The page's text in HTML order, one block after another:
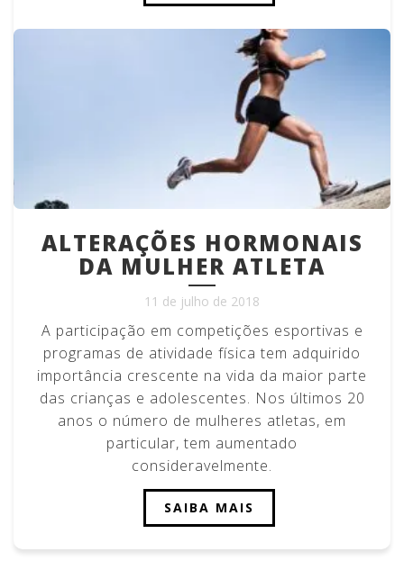
ALTERAÇÕES HORMONAIS
DA MULHER ATLETA
11 de julho de 2018
A participação em competições esportivas e
programas de atividade física tem adquirido
importância crescente na vida da maior parte
das crianças e adolescentes. Nos últimos 20
anos o número de mulheres atletas, em
particular, tem aumentado
consideravelmente.
SAIBA MAIS